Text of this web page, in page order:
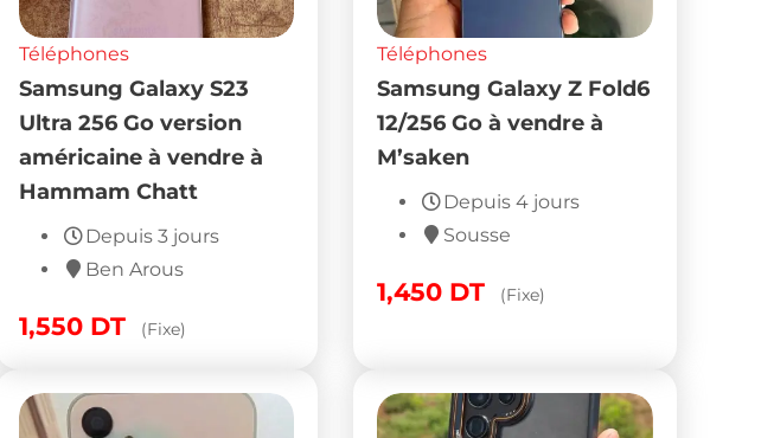
Téléphones
Samsung Galaxy S23
Ultra 256 Go version
américaine à vendre à
Hammam Chatt
Depuis 3 jours
Ben Arous
1,550 DT (Fixe)
Téléphones
Samsung Galaxy Z Fold6
12/256 Go à vendre à
M’saken
Depuis 4 jours
Sousse
1,450 DT (Fixe)